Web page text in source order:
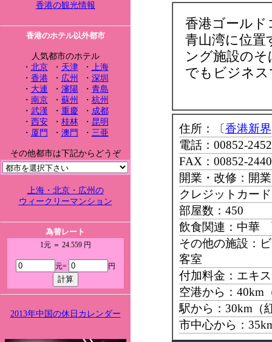
香港の観光情報
香港のホテル以外都市
人気都市のホテル
・ 北京・ 天津・ 上海
・ 香港・ 広州 ・ 深圳
・ 大連 ・ 瀋陽・ 青島
・ 南京・ 蘇州 ・ 杭州
・ 武漢 ・ 重慶 ・ 成都
・ 西安・ 桂林・ 昆明
・ 厦門 ・ 澳門 ・ 三亜
その他都市は下記からどうぞ
上海・北京・広州の
ウィークリーマンション
為替レート
1元 ＝ 24.559 円
元= 円
2013年中国の休日カレンダー
香港ゴールド
青山湾に位置
ング施設の
でもビジネ
住所：〔香港新界
電話：00852-
FAX：00852-
開業・改修：開
クレジットカー
部屋数：450
飲食関連：中
その他の施設：
客室
付加料金：エキ
空港から：40km
駅から：30km（
市中心から：